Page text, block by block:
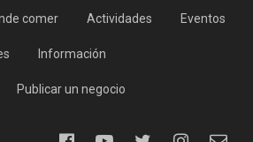
comer Actividades Eventos
Información
Publicar un negocio